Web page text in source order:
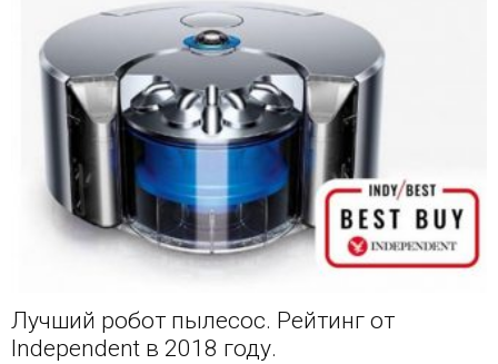
Лучший робот пылесос. Рейтинг от
Independent в 2018 году.